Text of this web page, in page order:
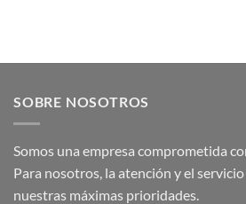
SOBRE NOSOTROS
Somos una empresa comprometida
Para nosotros, la atención y el
nuestras máximas prioridades.